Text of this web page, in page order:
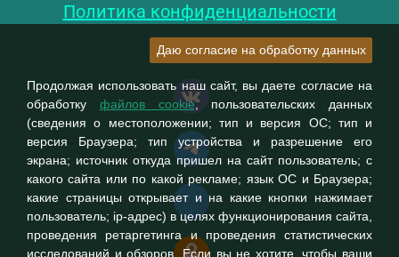
Политика конфиденциальности
Даю согласие на обработку данных
Продолжая использовать наш сайт, вы даете согласие на
обработку файлов cookie, пользовательских данных
(сведения о местоположении; тип и версия ОС; тип и
версия Браузера; тип устройства и разрешение его
экрана; источник откуда пришел на сайт пользователь; с
какого сайта или по какой рекламе; язык ОС и Браузера;
какие страницы открывает и на какие кнопки нажимает
пользователь; ip-адрес) в целях функционирования сайта,
проведения ретаргетинга и проведения статистических
исследований и обзоров. Если вы не хотите, чтобы ваши